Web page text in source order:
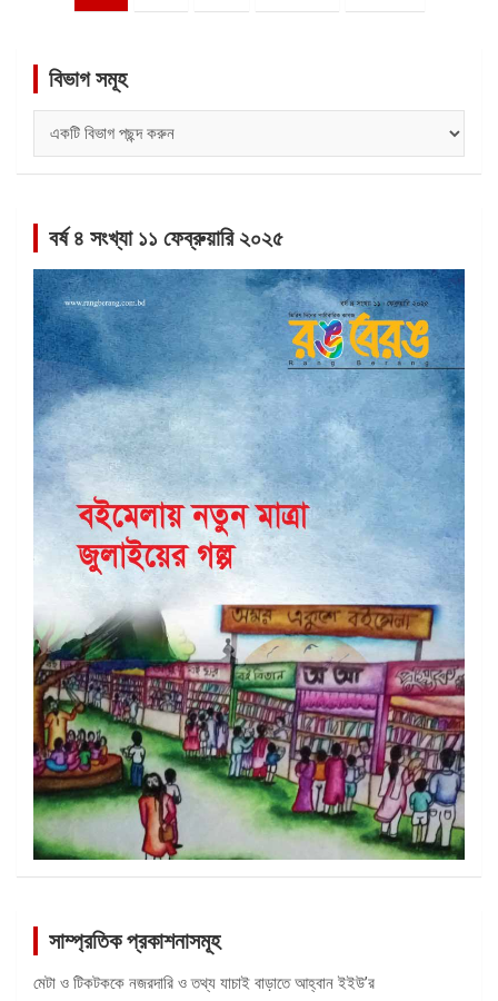
ন্যাভিগেশন
বিভাগ সমূহ
বর্ষ ৪ সংখ্যা ১১ ফেব্রুয়ারি ২০২৫
সাম্প্রতিক প্রকাশনাসমূহ
মেটা ও টিকটককে নজরদারি ও তথ্য যাচাই বাড়াতে আহ্বান ইইউ’র